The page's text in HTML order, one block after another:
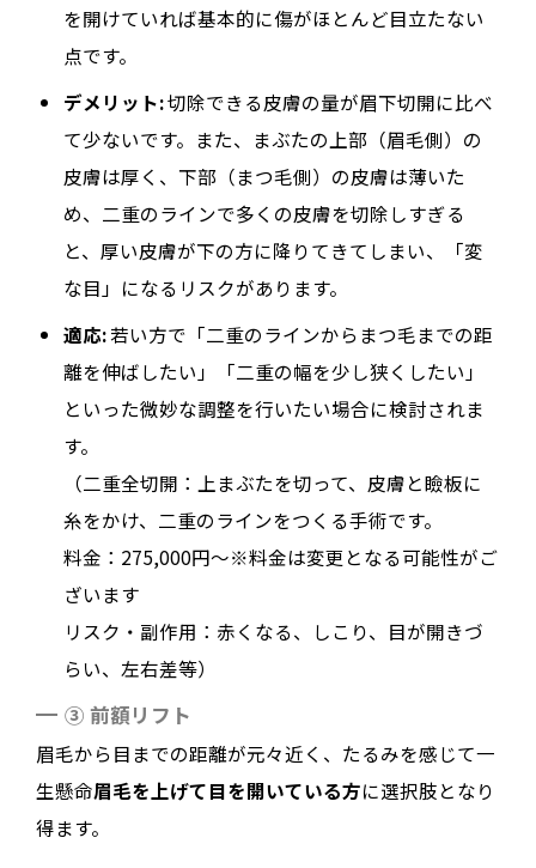
を開けていれば基本的に傷がほとんど目立たない
点です。
デメリット:切除できる皮膚の量が眉下切開に比べ
て少ないです。また、まぶたの上部（眉毛側）の
皮膚は厚く、下部（まつ毛側）の皮膚は薄いた
め、二重のラインで多くの皮膚を切除しすぎる
と、厚い皮膚が下の方に降りてきてしまい、「変
な目」になるリスクがあります。
適応:若い方で「二重のラインからまつ毛までの距
離を伸ばしたい」「二重の幅を少し狭くしたい」
といった微妙な調整を行いたい場合に検討されま
す。
（二重全切開：上まぶたを切って、皮膚と瞼板に
糸をかけ、二重のラインをつくる手術です。
料金：275,000円～※料金は変更となる可能性がご
ざいます
リスク・副作用：赤くなる、しこり、目が開きづ
らい、左右差等）
③ 前額リフト
眉毛から目までの距離が元々近く、たるみを感じて一
生懸命眉毛を上げて目を開いている方に選択肢となり
得ます。